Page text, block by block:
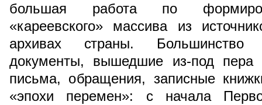
большая работа по
«кареевского» массива из
архивах страны. Большинство
документы, вышедшие из-под
письма, обращения, записные
«эпохи перемен»: с начала